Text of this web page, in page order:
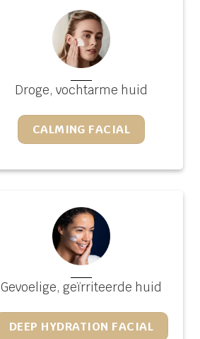
Droge, vochtarme huid
CALMING FACIAL
Gevoelige, geïrriteerde huid
DEEP HYDRATION FACIAL